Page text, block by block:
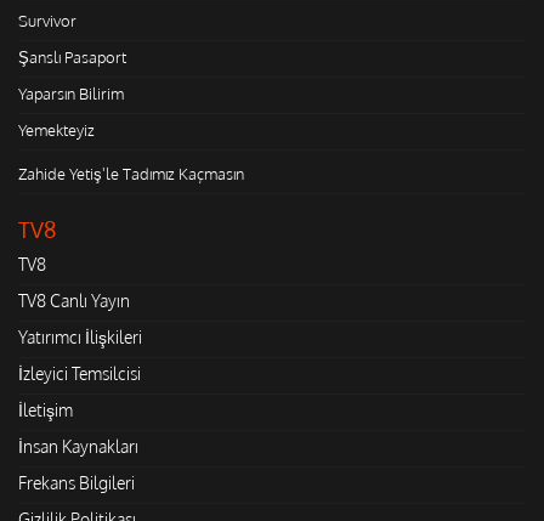
Survivor
Şanslı Pasaport
Yaparsın Bilirim
Yemekteyiz
Zahide Yetiş'le Tadımız Kaçmasın
TV8
TV8
TV8 Canlı Yayın
Yatırımcı İlişkileri
İzleyici Temsilcisi
İletişim
İnsan Kaynakları
Frekans Bilgileri